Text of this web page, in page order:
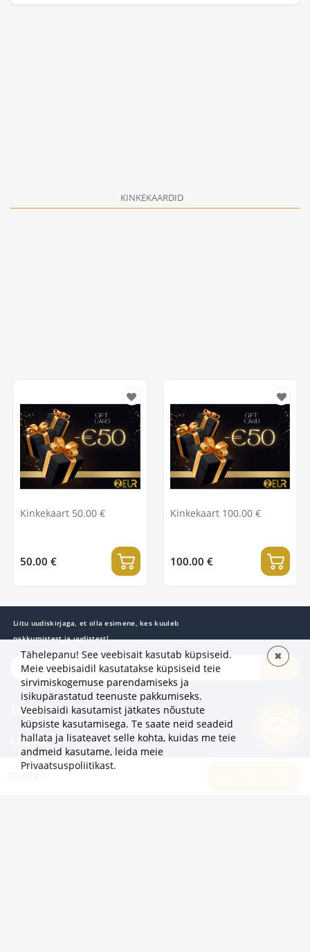
KINKEKAARDID
Kinkekaart 50.00 €
50.00 €
Kinkekaart 100.00 €
100.00 €
Liitu uudiskirjaga, et olla esimene, kes kuuleb
pakkumistest ja uudistest!
TELLI
TEAVE
LISAKS
KATEGOORIAD
Tähelepanu! See veebisait kasutab küpsiseid.
Meie veebisaidil kasutatakse küpsiseid teie
sirvimiskogemuse parendamiseks ja
isikupärastatud teenuste pakkumiseks.
Veebisaidi kasutamist jätkates nõustute
küpsiste kasutamisega. Te saate neid seadeid
hallata ja lisateavet selle kohta, kuidas me teie
andmeid kasutame, leida meie
Privaatsuspoliitikast.
✖